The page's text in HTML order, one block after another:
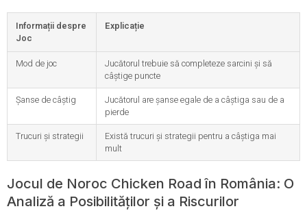
Informații despre
Joc
Explicație
Mod de joc
Jucătorul trebuie să completeze sarcini și să
câștige puncte
Șanse de câștig
Jucătorul are șanse egale de a câștiga sau de a
pierde
Trucuri și strategii
Există trucuri și strategii pentru a câștiga mai
mult
Jocul de Noroc Chicken Road în România: O
Analiză a Posibilităților și a Riscurilor